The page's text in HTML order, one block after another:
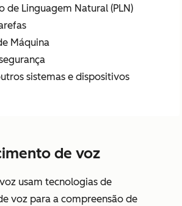
de Linguagem Natural (PLN)
Máquina
sistemas e dispositivos
de voz
usam tecnologias de
voz para a compreensão de